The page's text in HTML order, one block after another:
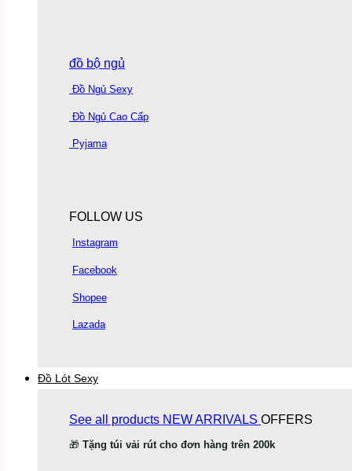
đồ bộ ngủ
Đồ Ngủ Sexy
Đồ Ngủ Cao Cấp
Pyjama
FOLLOW US
Instagram
Facebook
Shopee
Lazada
Đồ Lót Sexy
See all products NEW ARRIVALS OFFERS
🎁 Tặng túi vải rút cho đơn hàng trên 200k